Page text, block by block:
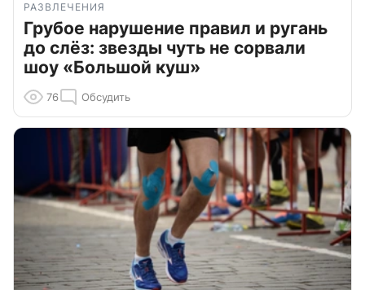
РАЗВЛЕЧЕНИЯ
Грубое нарушение правил и ругань
до слёз: звезды чуть не сорвали
шоу «Большой куш»
76 Обсудить